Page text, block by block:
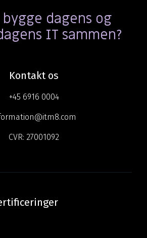
dagens og
IT sammen?
Kontakt os
+45 6916 0004
CVR: 27001092